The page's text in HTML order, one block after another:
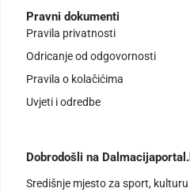
Pravni dokumenti
Pravila privatnosti
Odricanje od odgovornosti
Pravila o kolačićima
Uvjeti i odredbe
Dobrodošli na
Središnje mjesto za sport,